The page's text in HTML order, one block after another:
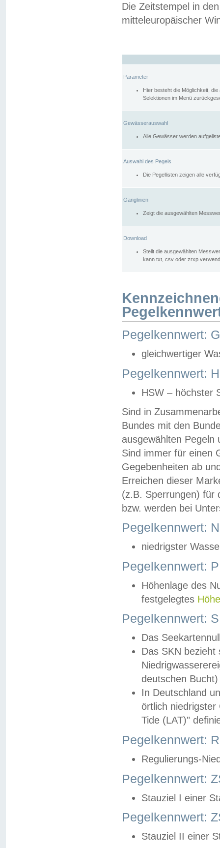
Die Zeitstempel in
mitteleuropäischer
Parameter
Hier besteht die Möglichkeit,
Selektionen im Menü
Gewässerauswahl
Alle Gewässer werden
Auswahl des Pegels
Die Pegellisten zeigen alle
Ganglinien
Zeigt die ausgewählten
Download
Stellt die ausgewählten
kann txt, csv oder zrxp
Pegelkennwert:
gleichwertiger
Pegelkennwert:
HSW – höchster
Sind in
Bundes mit den
ausgewählten
Sind immer für einen
Gegebenheiten ab
Erreichen dieser
(z.B. Sperrungen) für
bzw. werden bei
Pegelkennwert:
niedrigster
Pegelkennwert:
Höhenlage des
festgelegtes
Pegelkennwert:
Das
Das SKN
deutschen
In Deutschland
örtlich
Tide (LAT)"
Pegelkennwert:
Regulierungs-
Pegelkennwert:
Stauziel I einer
Pegelkennwert:
Stauziel II einer